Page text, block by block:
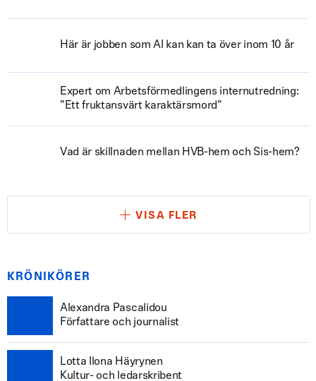
Här är jobben som AI kan kan ta över inom 10 år
Expert om Arbetsförmedlingens internutredning:
”Ett fruktansvärt karaktärsmord”
Vad är skillnaden mellan HVB-hem och Sis-hem?
VISA FLER
KRÖNIKÖRER
Alexandra Pascalidou
Författare och journalist
Lotta Ilona Häyrynen
Kultur- och ledarskribent